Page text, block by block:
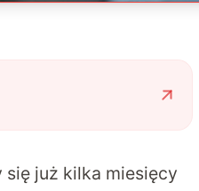
już kilka miesięcy